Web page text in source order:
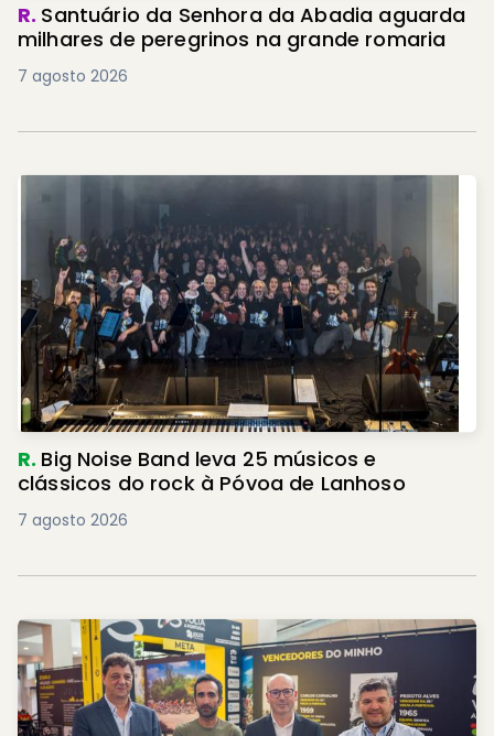
R. Santuário da Senhora da Abadia aguarda
milhares de peregrinos na grande romaria
7 agosto 2026
R. Big Noise Band leva 25 músicos e
clássicos do rock à Póvoa de Lanhoso
7 agosto 2026